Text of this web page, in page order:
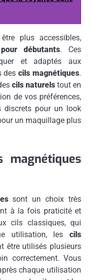
plus accessibles,
débutants. Ces
et adaptés aux
descils magnétiques.
cils naturels tout en
de vos préférences,
discrets pour un look
un maquillage plus
magnétiques
sont un choix très
à la fois praticité et
cils classiques, qui
utilisation, les cils
être utilisés plusieurs
correctement. Vous
chaque utilisation